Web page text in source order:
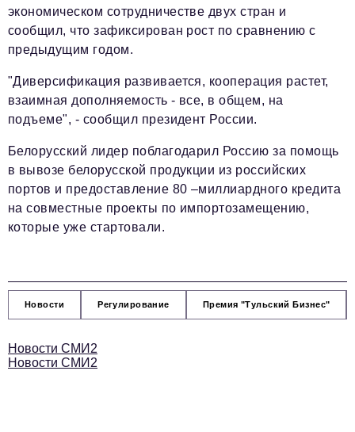
экономическом сотрудничестве двух стран и
сообщил, что зафиксирован рост по сравнению с
предыдущим годом.
"Диверсификация развивается, кооперация растет,
взаимная дополняемость - все, в общем, на
подъеме", - сообщил президент России.
Белорусский лидер поблагодарил Россию за помощь
в вывозе белорусской продукции из российских
портов и предоставление 80 –миллиардного кредита
на совместные проекты по импортозамещению,
которые уже стартовали.
Новости Регулирование Премия "Тульский Бизнес"
Новости СМИ2
Новости СМИ2